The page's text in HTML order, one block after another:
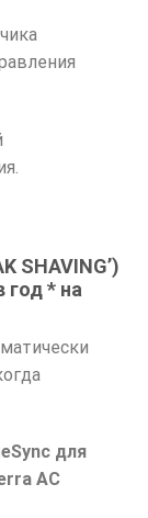
SHAVING’)
год * на
для
AC